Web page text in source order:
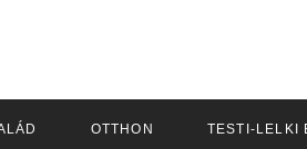
OTTHON TESTI-LELKI